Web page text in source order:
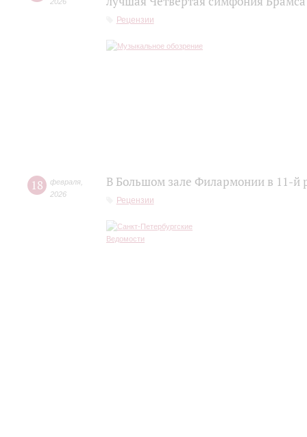
Рецензии
18 февраля
2026
В Большом зале Филармонии в 11-й
Рецензии